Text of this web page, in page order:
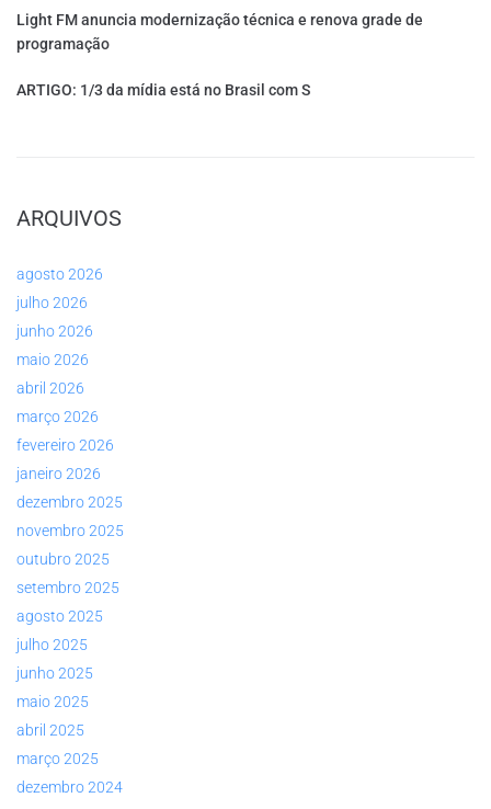
Light FM anuncia modernização técnica e renova grade de
programação
ARTIGO: 1/3 da mídia está no Brasil com S
ARQUIVOS
agosto 2026
julho 2026
junho 2026
maio 2026
abril 2026
março 2026
fevereiro 2026
janeiro 2026
dezembro 2025
novembro 2025
outubro 2025
setembro 2025
agosto 2025
julho 2025
junho 2025
maio 2025
abril 2025
março 2025
dezembro 2024